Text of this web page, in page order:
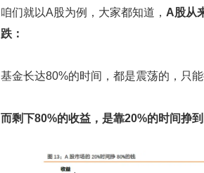
咱们就以A股为例，大家都知道， A股从
跌：
基金长达80%的时间，都是震荡的，只能
而剩下80%的收益，是靠20%的时间挣到